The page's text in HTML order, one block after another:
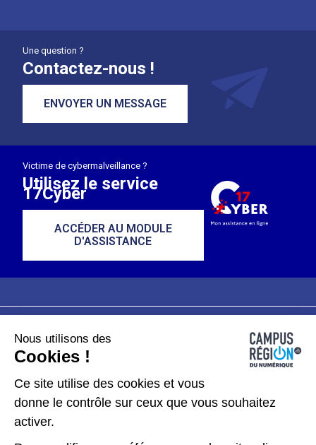
Une question ?
Contactez-nous !
ENVOYER UN MESSAGE
Victime de cybermalveillance ?
Utilisez le service
17Cyber
ACCÉDER AU MODULE
D'ASSISTANCE
Plan du site
Données personnelles
Gérer les cookies
Nous utilisons des
Cookies !
Ce site utilise des cookies et vous
donne le contrôle sur ceux que vous souhaitez
activer.